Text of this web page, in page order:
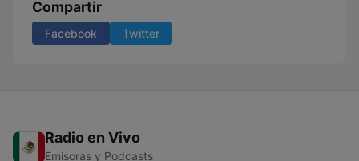
Compartir
Facebook Twitter
Radio en Vivo
Emisoras y Podcasts